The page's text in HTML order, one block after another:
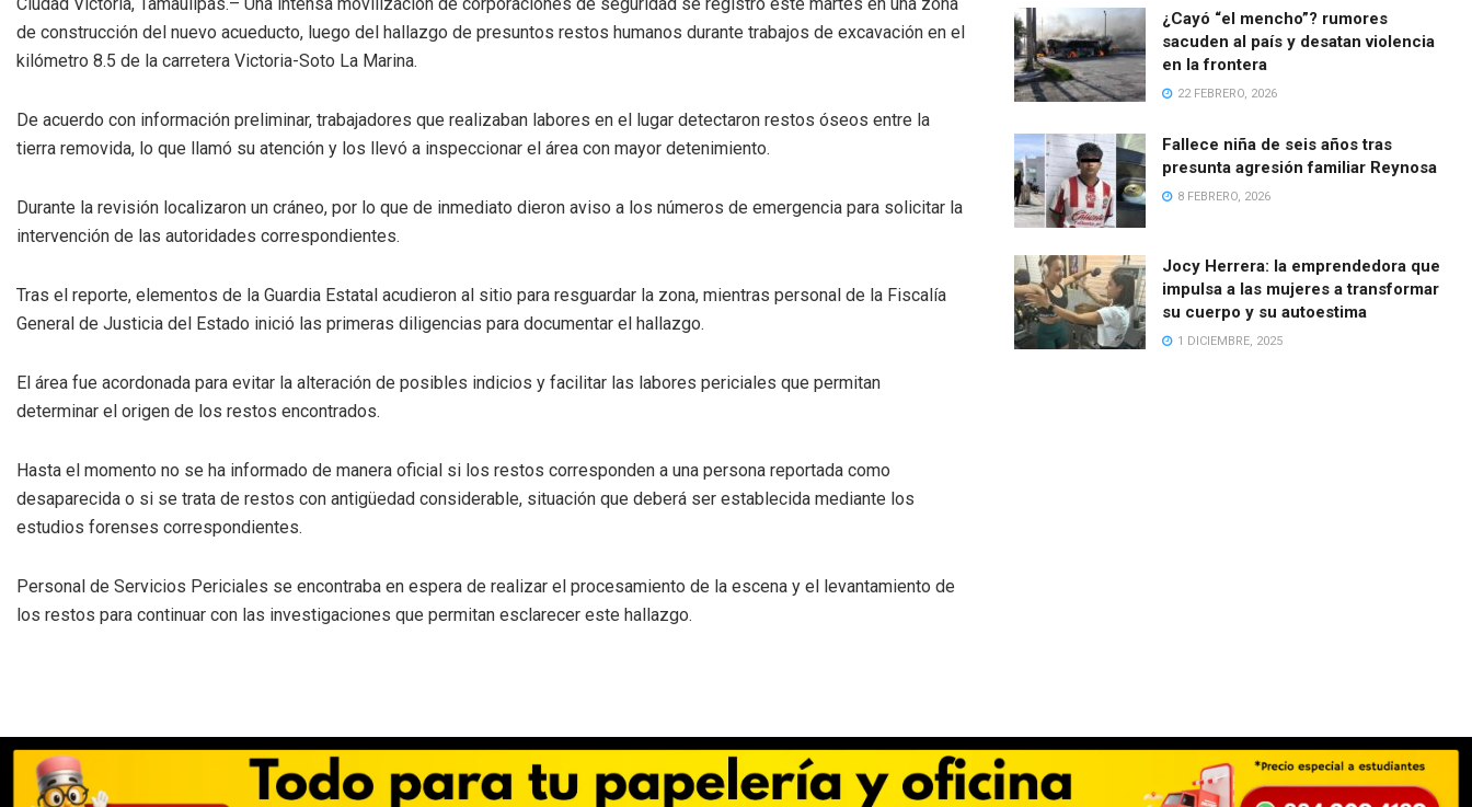
de construcción del nuevo acueducto, luego del hallazgo de presuntos restos humanos durante trabajos de excavación en el
kilómetro 8.5 de la carretera Victoria-Soto La Marina.
De acuerdo con información preliminar, trabajadores que realizaban labores en el lugar detectaron restos óseos entre la
tierra removida, lo que llamó su atención y los llevó a inspeccionar el área con mayor detenimiento.
Durante la revisión localizaron un cráneo, por lo que de inmediato dieron aviso a los números de emergencia para solicitar la
intervención de las autoridades correspondientes.
Tras el reporte, elementos de la Guardia Estatal acudieron al sitio para resguardar la zona, mientras personal de la Fiscalía
General de Justicia del Estado inició las primeras diligencias para documentar el hallazgo.
El área fue acordonada para evitar la alteración de posibles indicios y facilitar las labores periciales que permitan
determinar el origen de los restos encontrados.
Hasta el momento no se ha informado de manera oficial si los restos corresponden a una persona reportada como
desaparecida o si se trata de restos con antigüedad considerable, situación que deberá ser establecida mediante los
estudios forenses correspondientes.
Personal de Servicios Periciales se encontraba en espera de realizar el procesamiento de la escena y el levantamiento de
los restos para continuar con las investigaciones que permitan esclarecer este hallazgo.
¿Cayó “el mencho”? rumores
sacuden al país y desatan violencia
en la frontera
22 FEBRERO, 2026
Fallece niña de seis años tras
presunta agresión familiar Reynosa
8 FEBRERO, 2026
Jocy Herrera: la emprendedora que
impulsa a las mujeres a transformar
su cuerpo y su autoestima
1 DICIEMBRE, 2025